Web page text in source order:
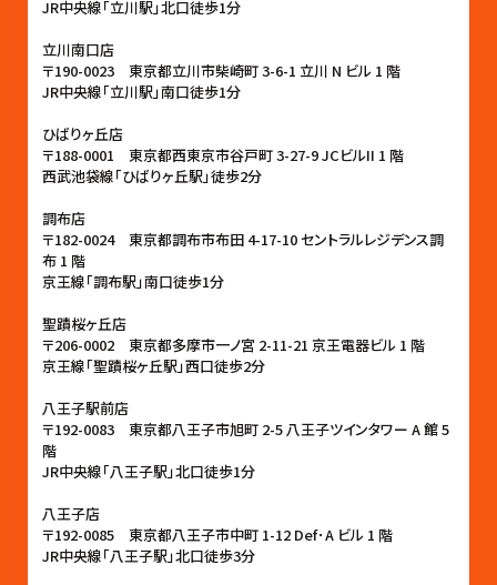
JR中央線「立川駅」北口徒歩1分
立川南口店
〒190-0023 東京都立川市柴崎町 3-6-1 立川 N ビル 1 階
JR中央線「立川駅」南口徒歩1分
ひばりヶ丘店
〒188-0001 東京都西東京市谷戸町 3-27-9 JCビルII 1 階
西武池袋線「ひばりヶ丘駅」徒歩2分
調布店
〒182-0024 東京都調布市布田 4-17-10 セントラルレジデンス調
布 1 階
京王線「調布駅」南口徒歩1分
聖蹟桜ヶ丘店
〒206-0002 東京都多摩市一ノ宮 2-11-21 京王電器ビル 1 階
京王線「聖蹟桜ヶ丘駅」西口徒歩2分
八王子駅前店
〒192-0083 東京都八王子市旭町 2-5 八王子ツインタワー A 館 5
階
JR中央線「八王子駅」北口徒歩1分
八王子店
〒192-0085 東京都八王子市中町 1-12 Def･A ビル 1 階
JR中央線「八王子駅」北口徒歩3分